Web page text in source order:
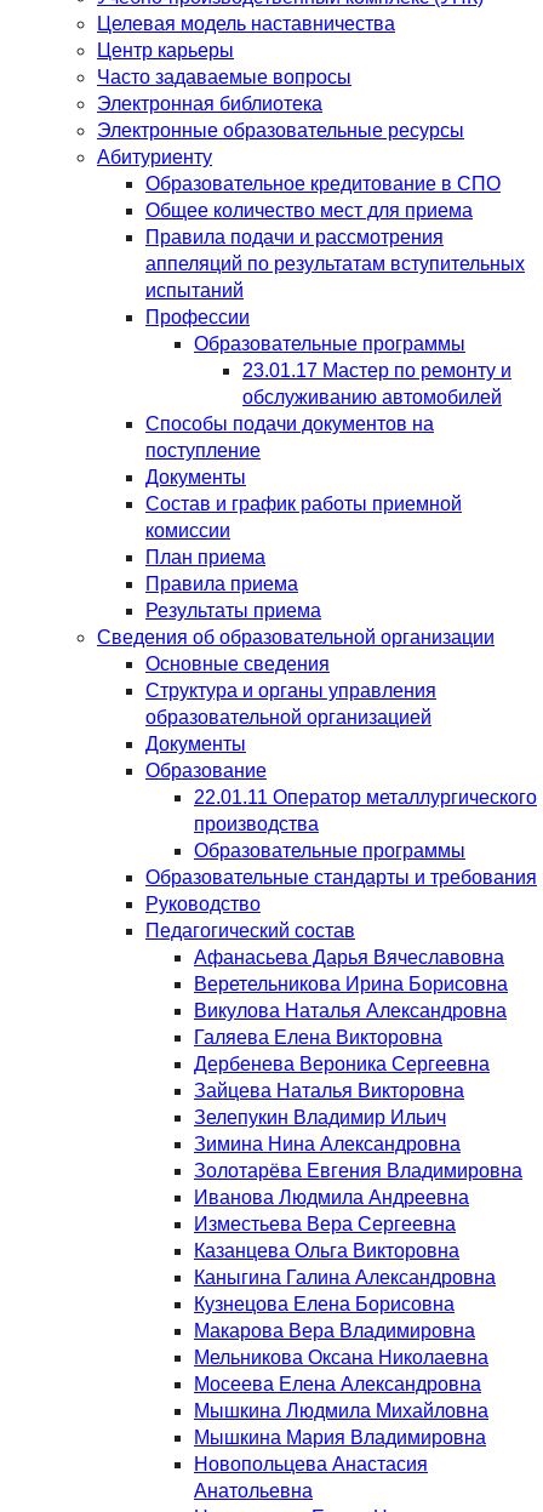
Целевая модель наставничества
Центр карьеры
Часто задаваемые вопросы
Электронная библиотека
Электронные образовательные ресурсы
Абитуриенту
Образовательное кредитование в СПО
Общее количество мест для приема
Правила подачи и рассмотрения
аппеляций по результатам вступительных
испытаний
Профессии
Образовательные программы
23.01.17 Мастер по ремонту и
обслуживанию автомобилей
Способы подачи документов на
поступление
Документы
Состав и график работы приемной
комиссии
План приема
Правила приема
Результаты приема
Сведения об образовательной организации
Основные сведения
Структура и органы управления
образовательной организацией
Документы
Образование
22.01.11 Оператор металлургического
производства
Образовательные программы
Образовательные стандарты и требования
Руководство
Педагогический состав
Афанасьева Дарья Вячеславовна
Веретельникова Ирина Борисовна
Викулова Наталья Александровна
Галяева Елена Викторовна
Дербенева Вероника Сергеевна
Зайцева Наталья Викторовна
Зелепукин Владимир Ильич
Зимина Нина Александровна
Золотарёва Евгения Владимировна
Иванова Людмила Андреевна
Изместьева Вера Сергеевна
Казанцева Ольга Викторовна
Каныгина Галина Александровна
Кузнецова Елена Борисовна
Макарова Вера Владимировна
Мельникова Оксана Николаевна
Мосеева Елена Александровна
Мышкина Людмила Михайловна
Мышкина Мария Владимировна
Новопольцева Анастасия
Анатольевна